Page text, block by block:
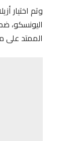
وتم اختيار
اليونسكو،
الممتد على مساحة 5700 كلم مربع وسط جبال الأطلس الكبير